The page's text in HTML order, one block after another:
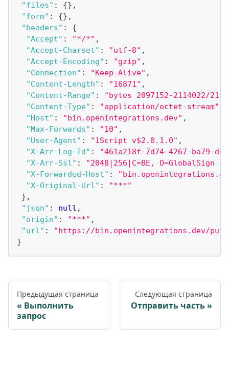
"files" : {} ,
"form" : {} ,
"headers" :
{
"Accept" : "*/*" ,
"Accept-Charset" : "utf-8" ,
"Accept-Encoding" : "gzip" ,
"Connection" : "Keep-Alive" ,
"Content-Length" : "16871" ,
"Content-Range" :
"bytes 2097152-2114022/
"Content-Type" : "application/octet-stream"
"Host" : "bin.openintegrations.dev" ,
"Max-Forwards" : "10" ,
"User-Agent" : "1Script v$2.0.1.0" ,
"X-Arr-Log-Id" :
"461a218f-7d74-4267-ba79-
"X-Arr-Ssl" :
"2048|256|C=BE, O=GlobalSign
"X-Forwarded-Host" :
"X-Original-Url" :
"***"
} ,
"json" : null ,
"origin" : "***" ,
"url" :
"https://bin.openintegrations.dev/put"
}
Предыдущая страница
Выполнить
запрос
Следующая страница
Отправить часть